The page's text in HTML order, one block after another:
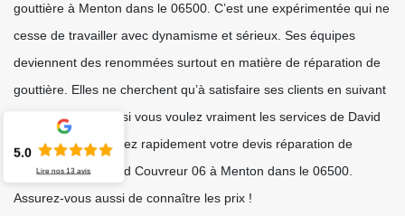
gouttière à Menton dans le 06500. C’est une expérimentée qui ne
cesse de travailler avec dynamisme et sérieux. Ses équipes
deviennent des renommées surtout en matière de réparation de
gouttière. Elles ne cherchent qu’à satisfaire ses clients en suivant
leurs directives. Et si vous voulez vraiment les services de David
Couvreur 06, recevez rapidement votre devis réparation de
gouttière avec David Couvreur 06 à Menton dans le 06500.
Assurez-vous aussi de connaître les prix !
5.0
Lire nos13 avis